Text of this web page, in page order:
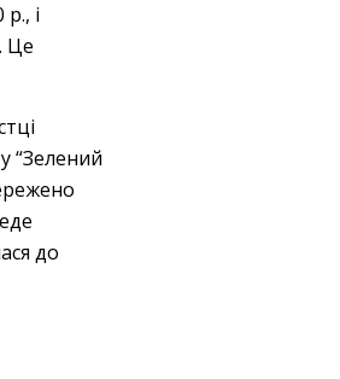
і
Це
“Зелений
до